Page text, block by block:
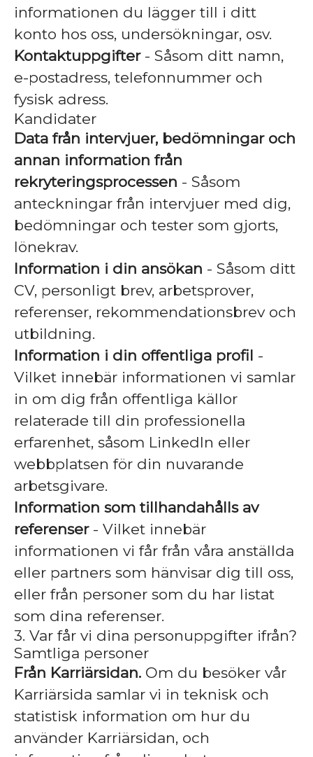
informationen du lägger till i ditt
konto hos oss, undersökningar, osv.
Kontaktuppgifter- Såsom ditt namn,
e-postadress, telefonnummer och
fysisk adress.
Kandidater
Data från intervjuer, bedömningar och
annan information från
rekryteringsprocessen - Såsom
anteckningar från intervjuer med dig,
bedömningar och tester som gjorts,
lönekrav.
Information i din ansökan - Såsom ditt
CV, personligt brev, arbetsprover,
referenser, rekommendationsbrev och
utbildning.
Information i din offentliga profil -
Vilket innebär informationen vi samlar
in om dig från offentliga källor
relaterade till din professionella
erfarenhet, såsom LinkedIn eller
webbplatsen för din nuvarande
arbetsgivare.
Information som tillhandahålls av
referenser- Vilket innebär
informationen vi får från våra anställda
eller partners som hänvisar dig till oss,
eller från personer som du har listat
som dina referenser.
3. Var får vi dina personuppgifter ifrån?
Samtliga personer
Från Karriärsidan. Om du besöker vår
Karriärsida samlar vi in teknisk och
statistisk information om hur du
använder Karriärsidan, och